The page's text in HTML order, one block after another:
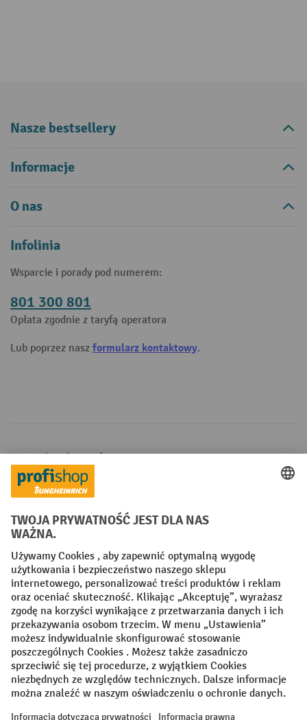
Nasze bestsellery
Informacje
O nas
Infolinia
Wsparcie i porady pod numerem:
801 300 801
Opłata zgodnie z taryfą operatora
Lub poprzez nasz formularz kontaktowy.
Metody płatności
Creditcard (Master)Creditcard (Visa)
Factura Przedpłata
Sieci społecznościowe
Facebook
YouTube
LinkedIn
Instagram
Regulamin Impressum PL
Oświadczenie o ochronie danych